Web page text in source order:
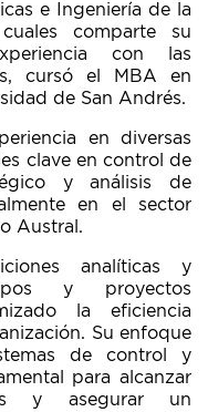
e Ingeniería de la
comparte su
con las
cursó el MBA en
de San Andrés.
en diversas
clave en control de
y análisis de
en el sector
Austral.
analíticas y
y proyectos
la eficiencia
Su enfoque
de control y
para alcanzar
y asegurar un